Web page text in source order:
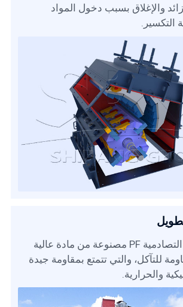
والإغلاق بسبب دخول المواد
التكسير.
مطرقة الكسارة التصادمية PF مصنوعة من مادة عالية
للتآكل، والتي تتمتع بمقاومة جيدة
والحرارية.